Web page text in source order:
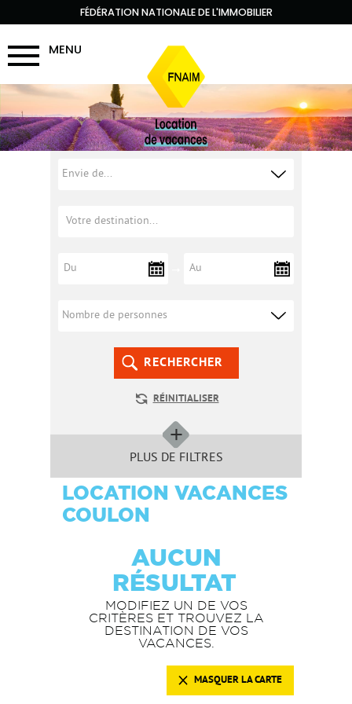
FÉDÉRATION NATIONALE DE L'IMMOBILIER
MENU
RECHERCHER
RÉINITIALISER
PLUS DE FILTRES
LOCATION VACANCES
COULON
AUCUN
RÉSULTAT
MODIFIEZ UN DE VOS
CRITÈRES ET TROUVEZ LA
DESTINATION DE VOS
VACANCES.
MASQUER LA CARTE